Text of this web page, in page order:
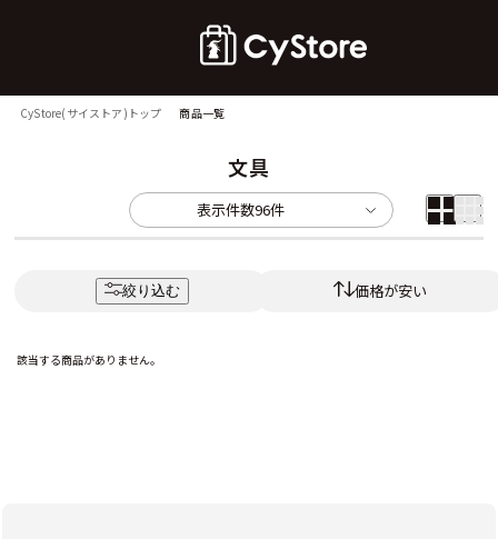
CyStore(サイストア)トップ 商品一覧
文具
表示件数96件
絞り込む 価格が安い
該当する商品がありません。